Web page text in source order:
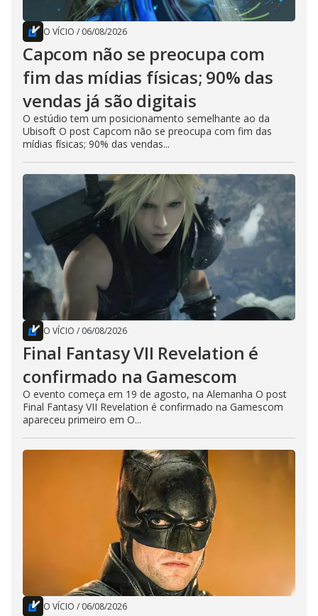
O VÍCIO / 06/08/2026
Capcom não se preocupa com
fim das mídias físicas; 90% das
vendas já são digitais
O estúdio tem um posicionamento semelhante ao da
Ubisoft O post Capcom não se preocupa com fim das
mídias físicas; 90% das vendas...
O VÍCIO / 06/08/2026
Final Fantasy VII Revelation é
confirmado na Gamescom
O evento começa em 19 de agosto, na Alemanha O post
Final Fantasy VII Revelation é confirmado na Gamescom
apareceu primeiro em O...
O VÍCIO / 06/08/2026